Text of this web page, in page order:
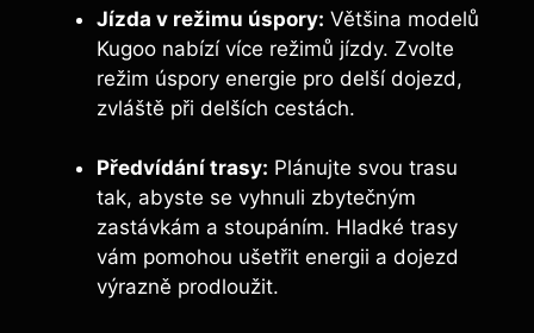
Jízda v režimu úspory: Většina modelů
Kugoo nabízí více režimů jízdy. Zvolte
režim úspory energie pro delší dojezd,
zvláště při delších cestách.
Předvídání trasy: Plánujte svou trasu
tak, abyste se vyhnuli zbytečným
zastávkám a stoupáním. Hladké trasy
vám pomohou ušetřit energii a dojezd
výrazně prodloužit.